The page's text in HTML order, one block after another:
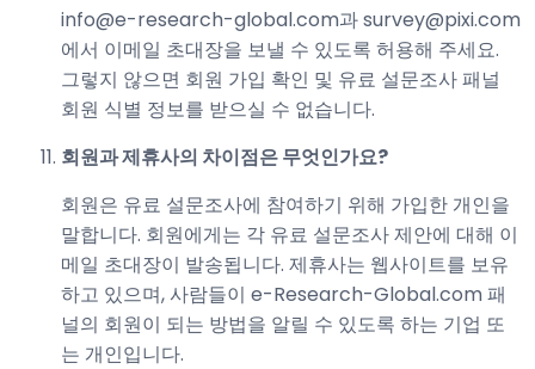
info@e-research-global.com과 survey@pixi.com
에서 이메일 초대장을 보낼 수 있도록 허용해 주세요.
그렇지 않으면 회원 가입 확인 및 유료 설문조사 패널
회원 식별 정보를 받으실 수 없습니다.
회원과 제휴사의 차이점은 무엇인가요?
회원은 유료 설문조사에 참여하기 위해 가입한 개인을
말합니다. 회원에게는 각 유료 설문조사 제안에 대해 이
메일 초대장이 발송됩니다. 제휴사는 웹사이트를 보유
하고 있으며, 사람들이 e-Research-Global.com 패
널의 회원이 되는 방법을 알릴 수 있도록 하는 기업 또
는 개인입니다.